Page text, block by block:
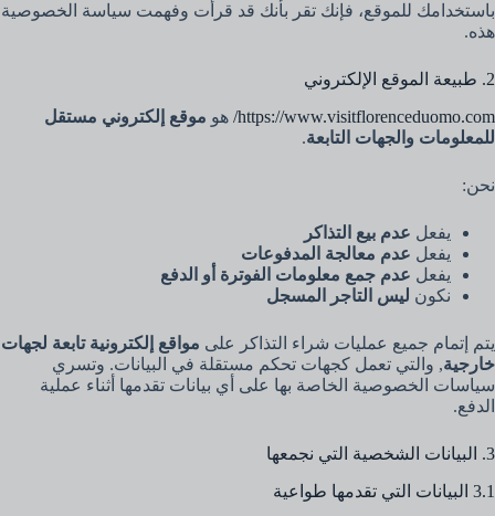
باستخدامك للموقع، فإنك تقر بأنك قد قرأت وفهمت سياسة الخصوصية
هذه.
2. طبيعة الموقع الإلكتروني
https://www.visitflorenceduomo.com/ هو موقع إلكتروني مستقل
للمعلومات والجهات التابعة.
نحن:
يفعل عدم بيع التذاكر
يفعل عدم معالجة المدفوعات
يفعل عدم جمع معلومات الفوترة أو الدفع
نكون ليس التاجر المسجل
يتم إتمام جميع عمليات شراء التذاكر على مواقع إلكترونية تابعة لجهات
خارجية, والتي تعمل كجهات تحكم مستقلة في البيانات. وتسري
سياسات الخصوصية الخاصة بها على أي بيانات تقدمها أثناء عملية
الدفع.
3. البيانات الشخصية التي نجمعها
3.1 البيانات التي تقدمها طواعية